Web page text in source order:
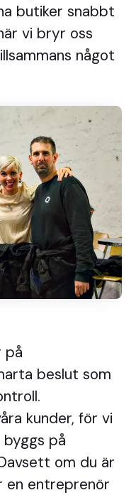
butiker snabbt
vi bryr oss
något
på
beslut som
kunder, för vi
på
om du är
en entreprenör